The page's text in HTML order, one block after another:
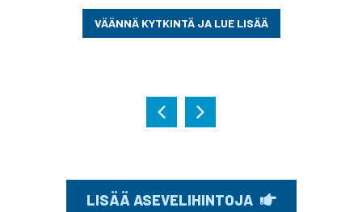
hinta
oli:
hinta
on:
VÄÄNNÄ KYTKINTÄ JA LUE LISÄÄ
LISÄÄ ASEVELIHINTOJA